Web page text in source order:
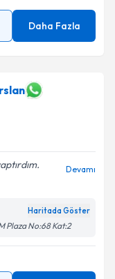
Daha Fazla
Devamı
Haritada Göster
Plaza No:68 Kat:2